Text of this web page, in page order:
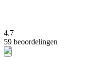
4.7
59 beoordelingen